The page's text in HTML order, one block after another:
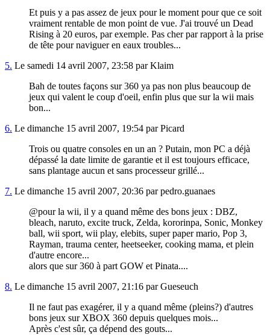
Et puis y a pas assez de jeux pour le moment pour que ce soit
vraiment rentable de mon point de vue. J'ai trouvé un Dead
Rising à 20 euros, par exemple. Pas cher par rapport à la prise
de tête pour naviguer en eaux troubles...
5. Le samedi 14 avril 2007, 23:58 par Klaim
Bah de toutes façons sur 360 ya pas non plus beaucoup de
jeux qui valent le coup d'oeil, enfin plus que sur la wii mais
bon...
6. Le dimanche 15 avril 2007, 19:54 par Picard
Trois ou quatre consoles en un an ? Putain, mon PC a déjà
dépassé la date limite de garantie et il est toujours efficace,
sans plantage aucun et sans processeur grillé...
7. Le dimanche 15 avril 2007, 20:36 par pedro.guanaes
@pour la wii, il y a quand même des bons jeux : DBZ,
bleach, naruto, excite truck, Zelda, kororinpa, Sonic, Monkey
ball, wii sport, wii play, elebits, super paper mario, Pop 3,
Rayman, trauma center, heetseeker, cooking mama, et plein
d'autre encore...
alors que sur 360 à part GOW et Pinata....
8. Le dimanche 15 avril 2007, 21:16 par Gueseuch
Il ne faut pas exagérer, il y a quand même (pleins?) d'autres
bons jeux sur XBOX 360 depuis quelques mois...
Après c'est sûr, ça dépend des gouts...